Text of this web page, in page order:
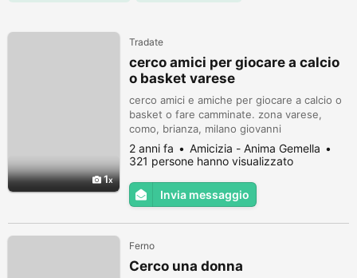
1
Tradate
cerco amici per giocare a calcio
o basket varese
cerco amici e amiche per giocare a calcio o
basket o fare camminate. zona varese,
como, brianza, milano giovanni
2 anni fa
Amicizia - Anima Gemella
321 persone hanno visualizzato
Invia messaggio
Ferno
Cerco una donna